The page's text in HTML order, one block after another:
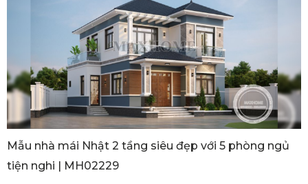
Mẫu nhà mái Nhật 2 tầng siêu đẹp với 5 phòng ngủ
tiện nghi | MH02229